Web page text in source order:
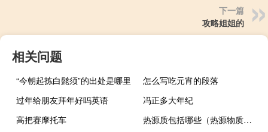
下一篇
攻略姐姐的
相关问题
“今朝起拣白髭须”的出处是哪里
怎么写吃元宵的段落
过年给朋友拜年好吗英语
冯正多大年纪
高把赛摩托车
热源质包括哪些（热源物质简介）